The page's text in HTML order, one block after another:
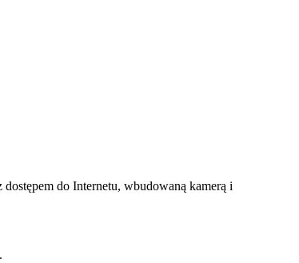
do Internetu, wbudowaną kamerą i